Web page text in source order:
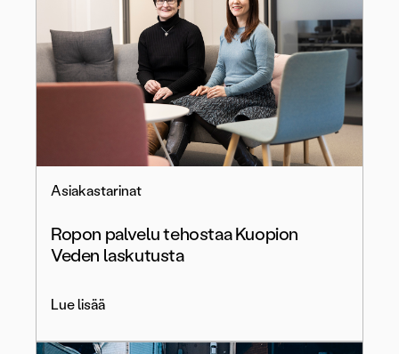
Asiakastarinat
Ropon palvelu tehostaa Kuopion
Veden laskutusta
Lue lisää